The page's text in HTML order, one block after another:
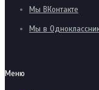
Мы ВКонтакте
Мы в
Меню